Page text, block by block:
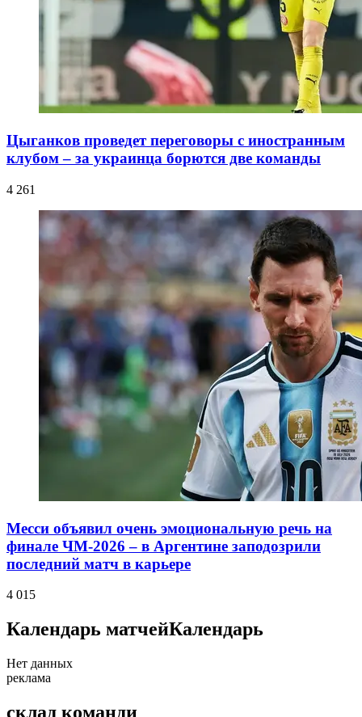
Цыганков проведет переговоры с иностранным
клубом – за украинца борются две команды
4 261
Месси объявил очень эмоциональную речь на
финале ЧМ-2026 – в Аргентине заподозрили
последний матч в карьере
4 015
Календарь матчейКалендарь
Нет данных
реклама
склад команди